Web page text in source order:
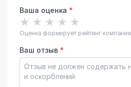
Ваша оценка *
★ ★ ★ ★ ★
Оценка формирует рейтинг компании
Ваш отзыв *